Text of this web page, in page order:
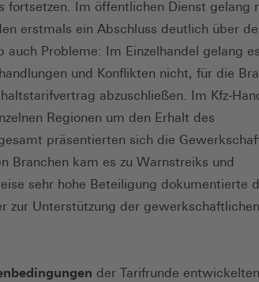
fortsetzen. Im öffentlichen Dienst gelang
erstmals ein Abschluss deutlich über
auch Probleme: Im Einzelhandel gelang
und Konflikten nicht, für die
abzuschließen. Im Kfz-
Regionen um den Erhalt des
präsentierten sich die
Branchen kam es zu Warnstreiks und
sehr hohe Beteiligung dokumentierte
zur Unterstützung der gewerkschaftlichen
der Tarifrunde